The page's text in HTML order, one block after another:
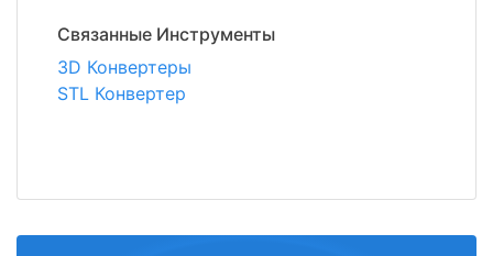
Связанные Инструменты
3D Конвертеры
STL Конвертер